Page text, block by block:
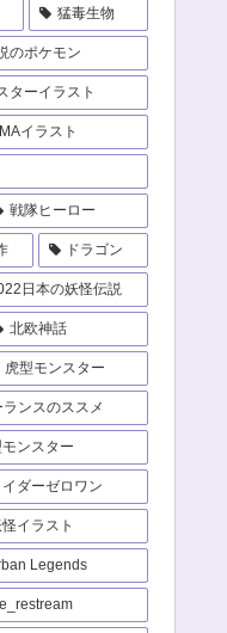
猛毒生物
のポケモン
ターイラスト
イラスト
戦隊ヒーロー
ドラゴン
日本の妖怪伝説
北欧神話
虎型モンスター
ランスのススメ
ンスター
ダーゼロワン
イラスト
Legends